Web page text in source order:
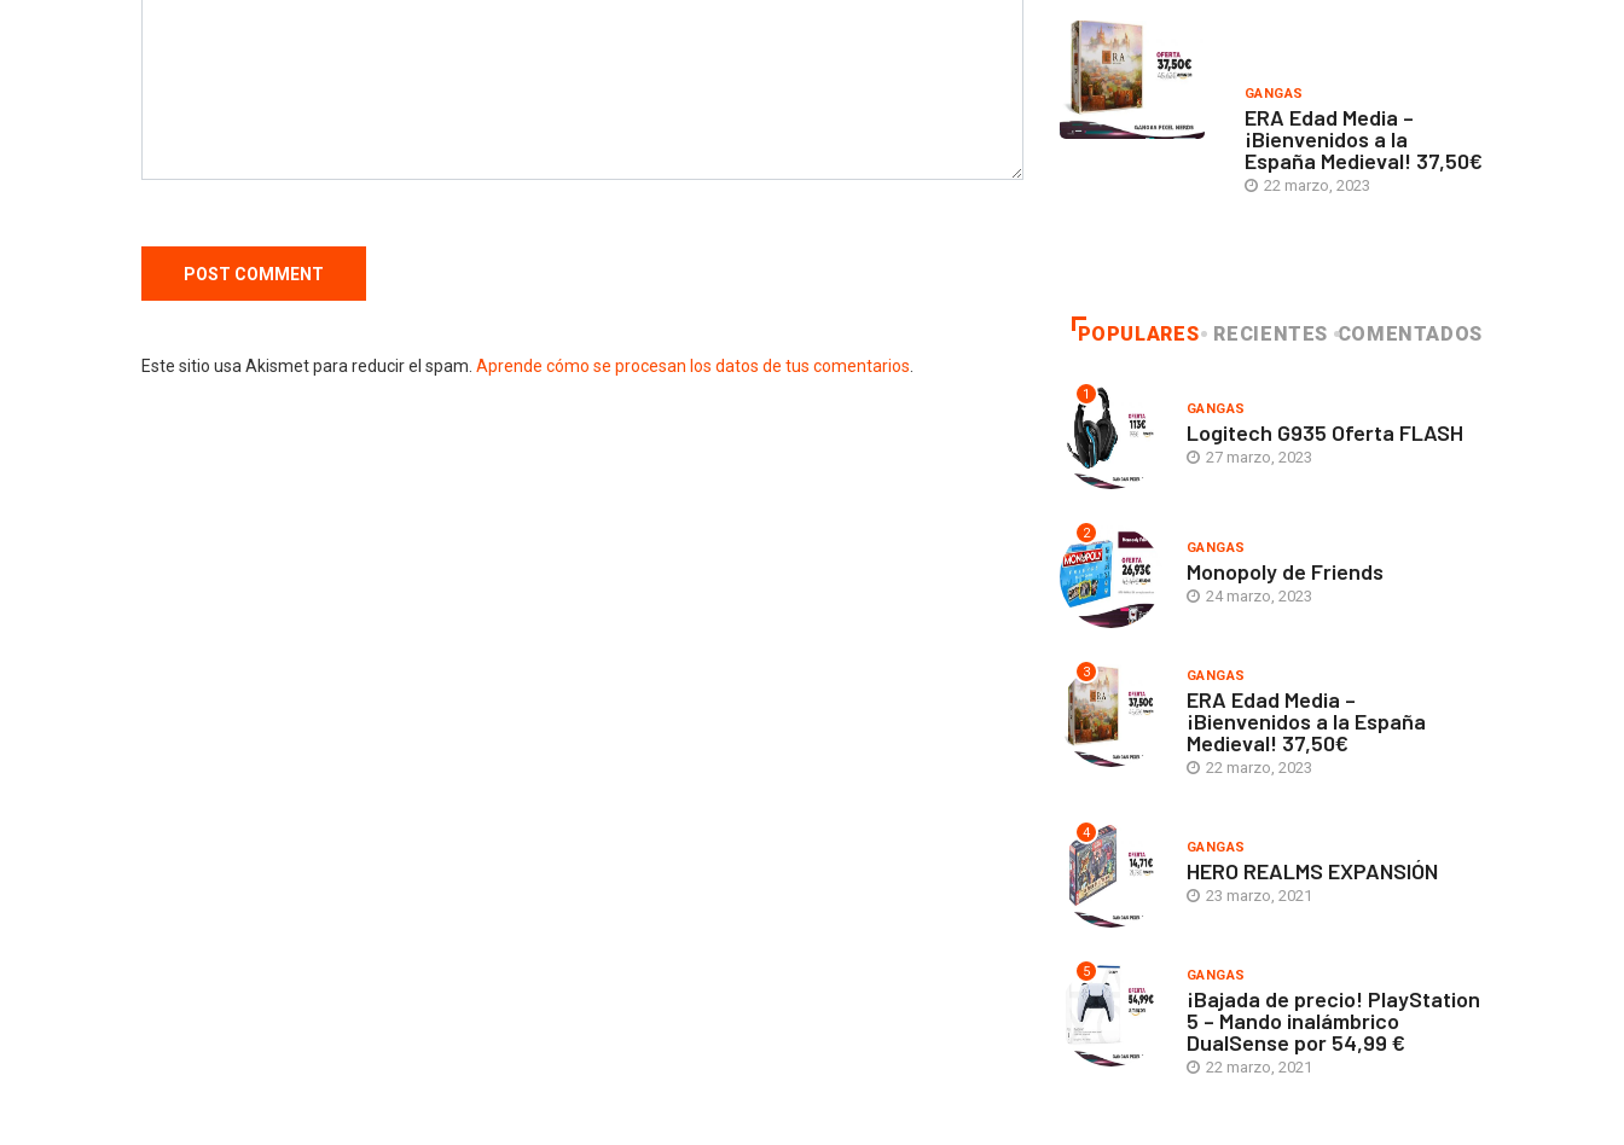
Este sitio usa Akismet para reducir el spam. Aprende cómo se procesan los datos de tus comentarios.
GANGAS
ERA Edad Media –
¡Bienvenidos a la
España Medieval! 37,50€
22 marzo, 2023
POPULARES RECIENTES COMENTADOS
1
GANGAS
Logitech G935 Oferta FLASH
27 marzo, 2023
2
GANGAS
Monopoly de Friends
24 marzo, 2023
3 GANGAS
ERA Edad Media –
¡Bienvenidos a la España
Medieval! 37,50€
22 marzo, 2023
4
GANGAS
HERO REALMS EXPANSIÓN
23 marzo, 2021
5 GANGAS
¡Bajada de precio! PlayStation
5 – Mando inalámbrico
DualSense por 54,99 €
22 marzo, 2021